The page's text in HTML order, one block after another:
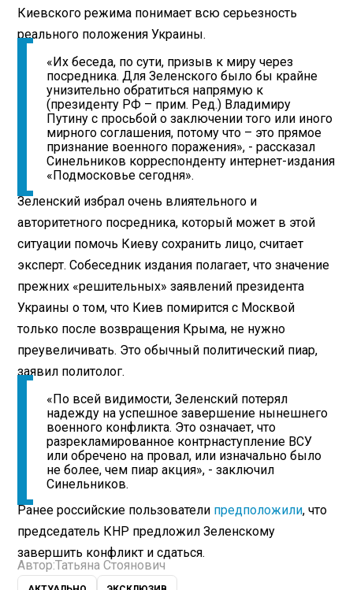
Киевского режима понимает всю серьезность
реального положения Украины.
«Их беседа, по сути, призыв к миру через
посредника. Для Зеленского было бы крайне
унизительно обратиться напрямую к
(президенту РФ – прим. Ред.) Владимиру
Путину с просьбой о заключении того или иного
мирного соглашения, потому что – это прямое
признание военного поражения», - рассказал
Синельников корреспонденту интернет-издания
«Подмосковье сегодня».
Зеленский избрал очень влиятельного и
авторитетного посредника, который может в этой
ситуации помочь Киеву сохранить лицо, считает
эксперт. Собеседник издания полагает, что значение
прежних «решительных» заявлений президента
Украины о том, что Киев помирится с Москвой
только после возвращения Крыма, не нужно
преувеличивать. Это обычный политический пиар,
заявил политолог.
«По всей видимости, Зеленский потерял
надежду на успешное завершение нынешнего
военного конфликта. Это означает, что
разрекламированное контрнаступление ВСУ
или обречено на провал, или изначально было
не более, чем пиар акция», - заключил
Синельников.
Ранее российские пользователи предположили, что
председатель КНР предложил Зеленскому
завершить конфликт и сдаться.
Автор:Татьяна Стоянович